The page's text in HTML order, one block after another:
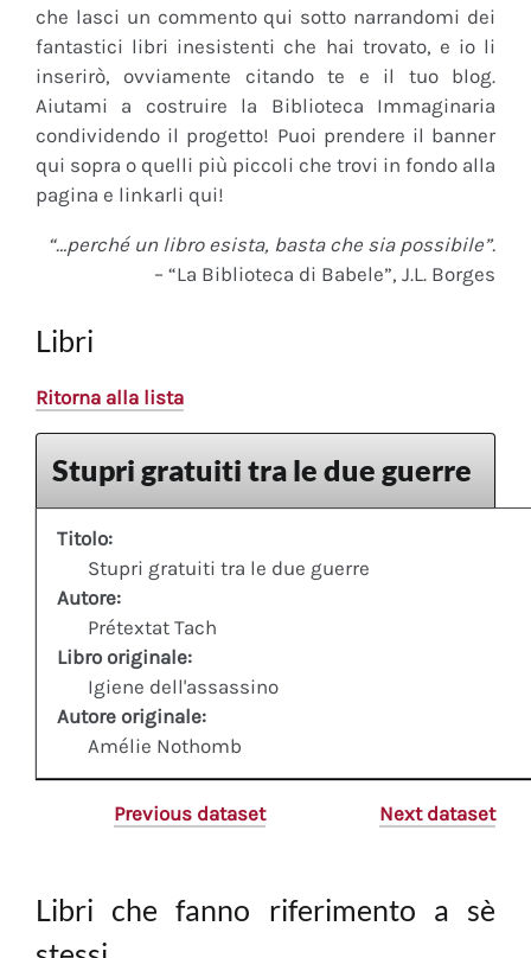
che lasci un commento qui sotto narrandomi dei
fantastici libri inesistenti che hai trovato, e io li
inserirò, ovviamente citando te e il tuo blog.
Aiutami a costruire la Biblioteca Immaginaria
condividendo il progetto! Puoi prendere il banner
qui sopra o quelli più piccoli che trovi in fondo alla
pagina e linkarli qui!
“…perché un libro esista, basta che sia possibile”.
– “La Biblioteca di Babele”, J.L. Borges
Libri
Ritorna alla lista
Stupri gratuiti tra le due guerre
Titolo:
Stupri gratuiti tra le due guerre
Autore:
Prétextat Tach
Libro originale:
Igiene dell'assassino
Autore originale:
Amélie Nothomb
Previous dataset Next dataset
Libri che fanno riferimento a sè